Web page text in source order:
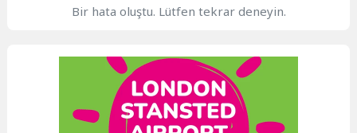
Bir hata oluştu. Lütfen tekrar deneyin.